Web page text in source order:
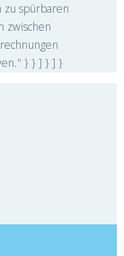
zu spürbaren
zwischen
} } ] } ] }